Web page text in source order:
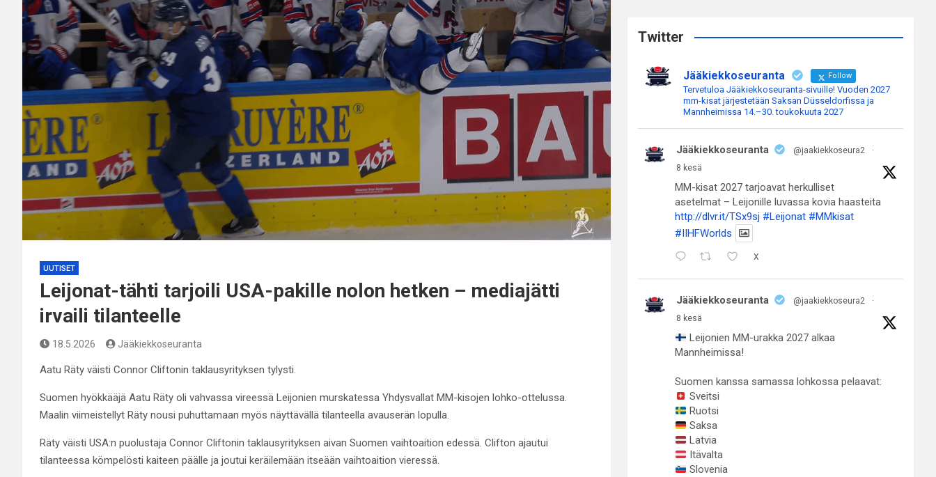
UUTISET
Leijonat-tähti tarjoili USA-pakille nolon hetken – mediajätti
irvaili tilanteelle
18.5.2026 Jääkiekkoseuranta
Aatu Räty väisti Connor Cliftonin taklausyrityksen tylysti.
Suomen hyökkääjä Aatu Räty oli vahvassa vireessä Leijonien murskatessa Yhdysvallat MM-kisojen lohko-ottelussa.
Maalin viimeistellyt Räty nousi puhuttamaan myös näyttävällä tilanteella avauserän lopulla.
Räty väisti USA:n puolustaja Connor Cliftonin taklausyrityksen aivan Suomen vaihtoaition edessä. Clifton ajautui
tilanteessa kömpelösti kaiteen päälle ja joutui keräilemään itseään vaihtoaition vieressä.
c
Twitter
Jääkiekkoseuranta Follow
Tervetuloa Jääkiekkoseuranta-sivuille! Vuoden 2027
mm-kisat järjestetään Saksan Düsseldorfissa ja
Mannheimissa 14.–30. toukokuuta 2027
Jääkiekkoseuranta @jaakiekkoseura2
·
8 kesä
MM-kisat 2027 tarjoavat herkulliset
asetelmat – Leijonille luvassa kovia haasteita
http://dlvr.it/TSx9sj #Leijonat #MMkisat
#IIHFWorlds
X
Jääkiekkoseuranta @jaakiekkoseura2
·
8 kesä
Leijonien MM-urakka 2027 alkaa
Mannheimissa!
Suomen kanssa samassa lohkossa pelaavat:
Sveitsi
Ruotsi
Saksa
Latvia
Itävalta
Slovenia